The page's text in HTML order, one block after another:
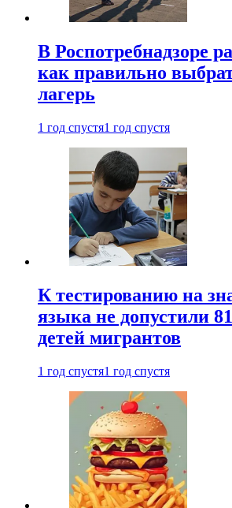
В Роспотребнадзоре
как правильно
лагерь
1 год спустя1 год спустя
К тестированию на
языка не допустили
детей мигрантов
1 год спустя1 год спустя